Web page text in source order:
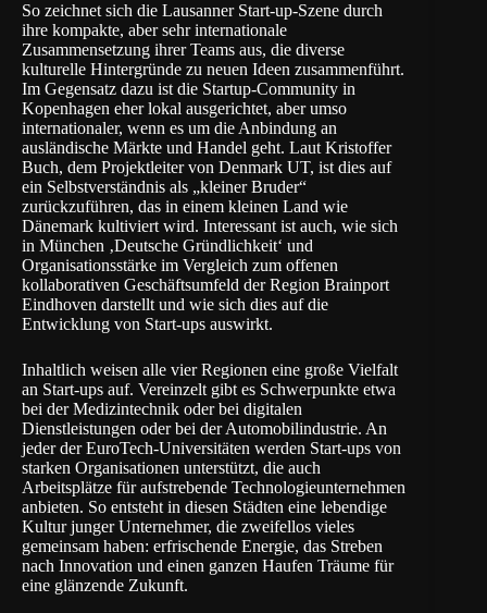
So zeichnet sich die Lausanner Start-up-Szene durch
ihre kompakte, aber sehr internationale
Zusammensetzung ihrer Teams aus, die diverse
kulturelle Hintergründe zu neuen Ideen zusammenführt.
Im Gegensatz dazu ist die Startup-Community in
Kopenhagen eher lokal ausgerichtet, aber umso
internationaler, wenn es um die Anbindung an
ausländische Märkte und Handel geht. Laut Kristoffer
Buch, dem Projektleiter von Denmark UT, ist dies auf
ein Selbstverständnis als „kleiner Bruder“
zurückzuführen, das in einem kleinen Land wie
Dänemark kultiviert wird. Interessant ist auch, wie sich
in München ‚Deutsche Gründlichkeit‘ und
Organisationsstärke im Vergleich zum offenen
kollaborativen Geschäftsumfeld der Region Brainport
Eindhoven darstellt und wie sich dies auf die
Entwicklung von Start-ups auswirkt.
Inhaltlich weisen alle vier Regionen eine große Vielfalt
an Start-ups auf. Vereinzelt gibt es Schwerpunkte etwa
bei der Medizintechnik oder bei digitalen
Dienstleistungen oder bei der Automobilindustrie. An
jeder der EuroTech-Universitäten werden Start-ups von
starken Organisationen unterstützt, die auch
Arbeitsplätze für aufstrebende Technologieunternehmen
anbieten. So entsteht in diesen Städten eine lebendige
Kultur junger Unternehmer, die zweifellos vieles
gemeinsam haben: erfrischende Energie, das Streben
nach Innovation und einen ganzen Haufen Träume für
eine glänzende Zukunft.